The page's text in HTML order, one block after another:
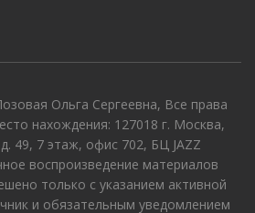
Ольга Сергеевна, Все права
нахождения: 127018 г. Москва,
49, 7 этаж, офис 702, БЦ JAZZ
воспроизведение материалов
только с указанием активной
и обязательным уведомлением